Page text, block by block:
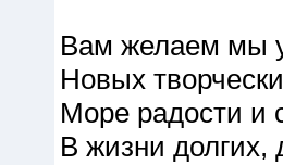
Вам желаем мы
Новых
Море радости и
В жизни долгих,